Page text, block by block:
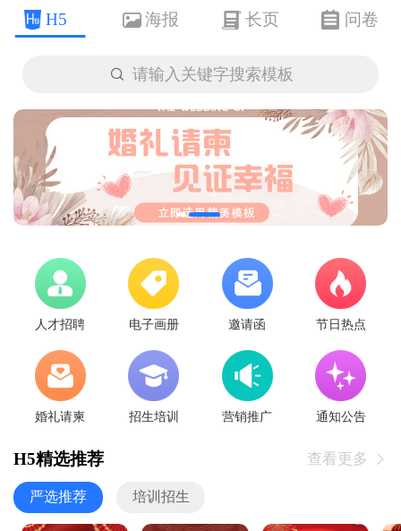
H5 海报 长页 问卷
 请输入关键字搜索模板
人才招聘 电子画册 邀请函 节日热点
婚礼请柬 招生培训 营销推广 通知公告
H5精选推荐 查看更多 
严选推荐 培训招生